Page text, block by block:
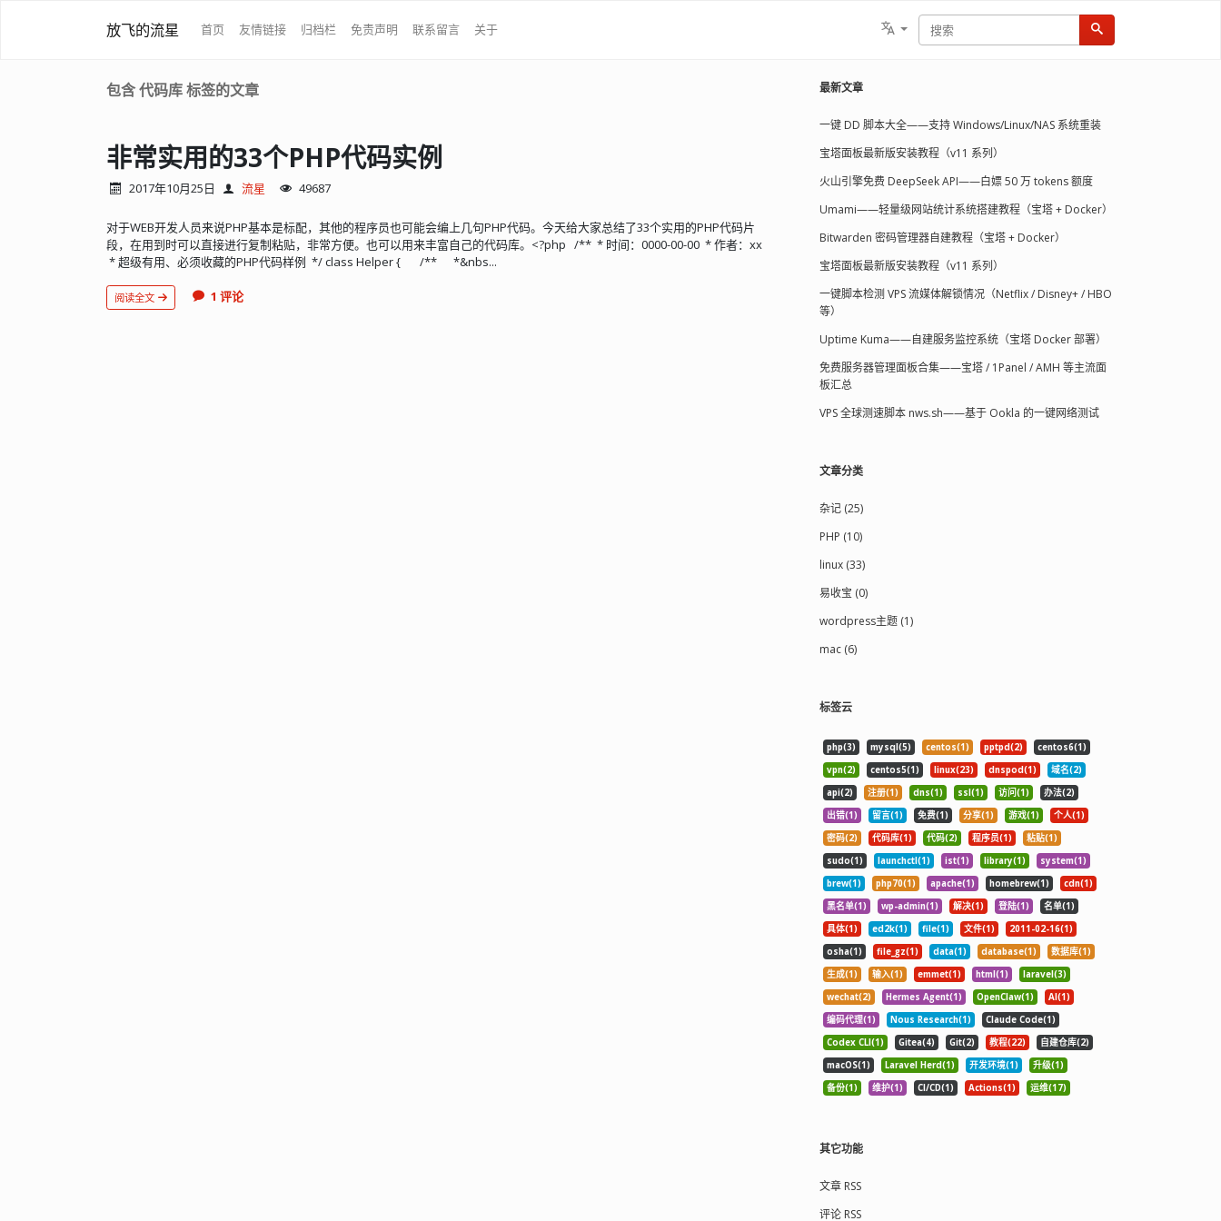
放飞的流星 首页 友情链接 归档栏 免责声明 联系留言 关于
包含 代码库 标签的文章
非常实用的33个PHP代码实例
2017年10月25日 流星 49687
对于WEB开发人员来说PHP基本是标配，其他的程序员也可能会编上几句PHP代码。今天给大家总结了33个实用的PHP代码片
段，在用到时可以直接进行复制粘贴，非常方便。也可以用来丰富自己的代码库。<?php /** * 时间：0000-00-00 * 作者：xx
* 超级有用、必须收藏的PHP代码样例 */ class Helper { /** *&nbs...
阅读全文 1 评论
最新文章
一键 DD 脚本大全——支持 Windows/Linux/NAS 系统重装
宝塔面板最新版安装教程（v11 系列）
火山引擎免费 DeepSeek API——白嫖 50 万 tokens 额度
Umami——轻量级网站统计系统搭建教程（宝塔 + Docker）
Bitwarden 密码管理器自建教程（宝塔 + Docker）
宝塔面板最新版安装教程（v11 系列）
一键脚本检测 VPS 流媒体解锁情况（Netflix / Disney+ / HBO
等）
Uptime Kuma——自建服务监控系统（宝塔 Docker 部署）
免费服务器管理面板合集——宝塔 / 1Panel / AMH 等主流面
板汇总
VPS 全球测速脚本 nws.sh——基于 Ookla 的一键网络测试
文章分类
杂记 (25)
PHP (10)
linux (33)
易收宝 (0)
wordpress主题 (1)
mac (6)
标签云
php(3) mysql(5) centos(1) pptpd(2)
centos6(1)
vpn(2)
centos5(1) linux(23) dnspod(1)
域名(2)
api(2)
注册(1) dns(1) ssl(1) 访问(1)
办法(2)
出错(1)
留言(1) 免费(1) 分享(1) 游戏(1)
个人(1)
密码(2)
代码库(1) 代码(2) 程序员(1)
粘贴(1)
sudo(1)
launchctl(1) ist(1) library(1)
system(1)
brew(1)
php70(1) apache(1) homebrew(1)
cdn(1)
黑名单(1)
wp-admin(1) 解决(1) 登陆(1)
名单(1)
具体(1)
ed2k(1) file(1) 文件(1)
2011-02-16(1)
osha(1)
file_gz(1) data(1) database(1)
数据库(1)
生成(1)
输入(1) emmet(1) html(1)
laravel(3)
wechat(2)
Hermes Agent(1) OpenClaw(1)
AI(1)
编码代理(1)
Nous Research(1)
Claude Code(1)
Codex CLI(1)
Gitea(4) Git(2) 教程(22)
自建仓库(2)
macOS(1)
Laravel Herd(1) 开发环境(1)
升级(1)
备份(1)
维护(1) CI/CD(1) Actions(1) 运维(17)
其它功能
文章 RSS
评论 RSS